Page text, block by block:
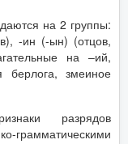
на 2 группы:
-ин (-ын) (отцов,
на –ий,
змеиное
разрядов
грамматическими